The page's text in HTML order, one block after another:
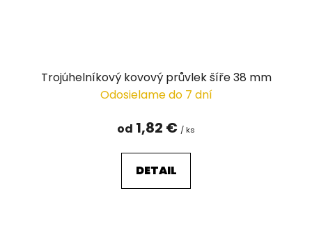
Trojúhelníkový kovový průvlek šíře 38 mm
Odosielame do 7 dní
od 1,82 € / ks
DETAIL